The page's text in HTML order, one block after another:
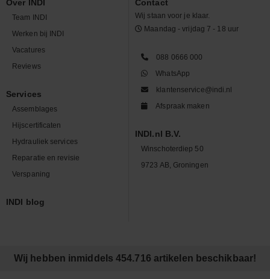
Over INDI
Team INDI
Werken bij INDI
Vacatures
Reviews
Services
Assemblages
Hijscertificaten
Hydrauliek services
Reparatie en revisie
Verspaning
INDI blog
Contact
Wij staan voor je klaar.
Maandag - vrijdag 7 - 18 uur
088 0666 000
WhatsApp
klantenservice@indi.nl
Afspraak maken
INDI.nl B.V.
Winschoterdiep 50
9723 AB, Groningen
Wij hebben inmiddels 454.716 artikelen beschikbaar!